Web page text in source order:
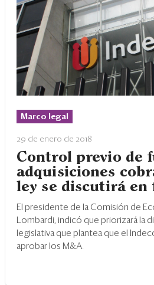
Marco legal
29 de enero de 2018
Control previo de
adquisiciones
ley se discutirá en
El presidente de la Comisión de
Lombardi, indicó que priorizará la
legislativa que plantea que el
aprobar los M&A.